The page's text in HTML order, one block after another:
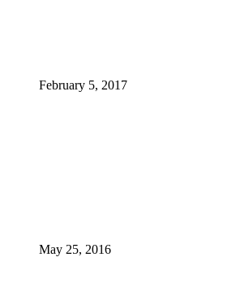
February 5, 2017
May 25, 2016